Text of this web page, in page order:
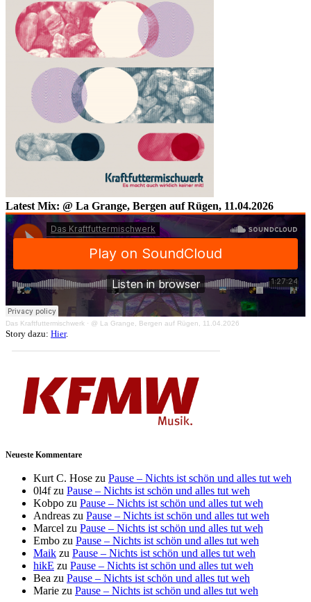
Latest Mix: @ La Grange, Bergen auf Rügen, 11.04.2026
Das Kraftfuttermischwerk · @ La Grange, Bergen auf Rügen, 11.04.2026
Story dazu: Hier.
Neueste Kommentare
Kurt C. Hose zu Pause – Nichts ist schön und alles tut weh
0l4fzu Pause – Nichts ist schön und alles tut weh
Kobpo zu Pause – Nichts ist schön und alles tut weh
Andreas zu Pause – Nichts ist schön und alles tut weh
Marcel zu Pause – Nichts ist schön und alles tut weh
Embo zu Pause – Nichts ist schön und alles tut weh
Maik zu Pause – Nichts ist schön und alles tut weh
hikE zu Pause – Nichts ist schön und alles tut weh
Bea zu Pause – Nichts ist schön und alles tut weh
Marie zu Pause – Nichts ist schön und alles tut weh